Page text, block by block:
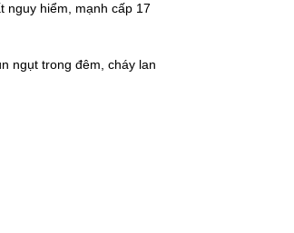
nguy hiểm, mạnh cấp 17
ngụt trong đêm, cháy lan